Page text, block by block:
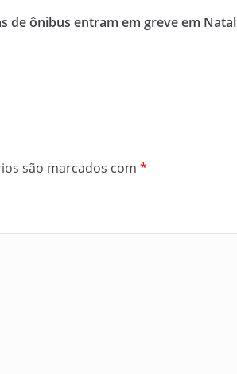
de ônibus entram em greve em Natal
são marcados com *